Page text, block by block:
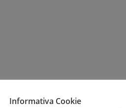
in difficoltà. Al via la “Colletta
in collaborazione con PAM
Informativa Cookie